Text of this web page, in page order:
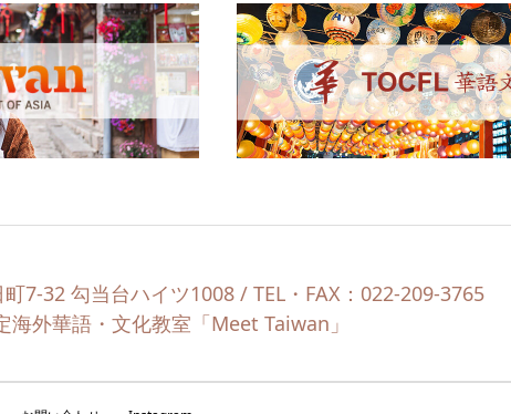
7-32 勾当台ハイツ1008 / TEL・FAX：022-209-3765
海外華語・文化教室「Meet Taiwan」